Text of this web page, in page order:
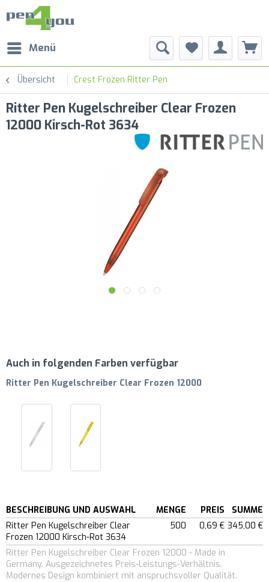
Menü
Übersicht Crest Frozen Ritter Pen
Ritter Pen Kugelschreiber Clear Frozen
12000 Kirsch-Rot 3634
Auch in folgenden Farben verfügbar
Ritter Pen Kugelschreiber Clear Frozen 12000
BESCHREIBUNG UND AUSWAHL MENGE PREIS
SUMME
Ritter Pen Kugelschreiber Clear
Frozen 12000 Kirsch-Rot 3634
500 0,69 € 345,00 €
Ritter Pen Kugelschreiber Clear Frozen 12000 - Made in
Germany. Ausgezeichnetes Preis-Leistungs-Verhältnis.
Modernes Design kombiniert mit anspruchsvoller Qualität.